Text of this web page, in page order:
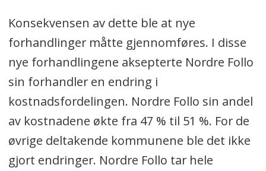
Konsekvensen av dette ble at nye
forhandlinger måtte gjennomføres. I disse
nye forhandlingene aksepterte Nordre Follo
sin forhandler en endring i
kostnadsfordelingen. Nordre Follo sin andel
av kostnadene økte fra 47 % til 51 %. For de
øvrige deltakende kommunene ble det ikke
gjort endringer. Nordre Follo tar hele